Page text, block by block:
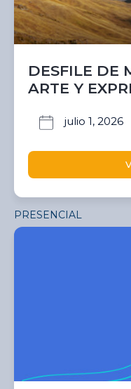
DESFILE DE
ARTE Y
julio 1, 2026
PRESENCIAL